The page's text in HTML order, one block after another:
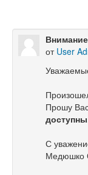
от User
Прошу
доступны
С
Медюшко